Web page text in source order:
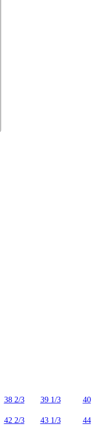
38 2/3 39 1/3 40
42 2/3 43 1/3 44